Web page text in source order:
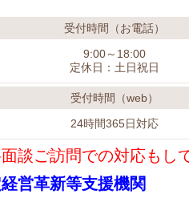
受付時間（お電話）
9:00～18:00
定休日：土日祝日
受付時間（web）
24時間365日対応
談ご訪問での対応もし
営革新等支援機関